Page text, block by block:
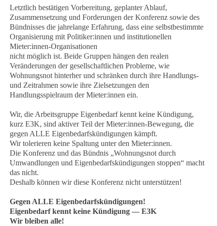
Letztlich bestätigen Vorbereitung, geplanter Ablauf,
Zusammensetzung und Forderungen der Konferenz sowie des
Bündnisses die jahrelange Erfahrung, dass eine selbstbestimmte
Organisierung mit Politiker:innen und institutionellen
Mieter:innen-Organisationen
nicht möglich ist. Beide Gruppen hängen den realen
Veränderungen der gesellschaftlichen Probleme, wie
Wohnungsnot hinterher und schränken durch ihre Handlungs-
und Zeitrahmen sowie ihre Zielsetzungen den
Handlungsspielraum der Mieter:innen ein.
Wir, die Arbeitsgruppe Eigenbedarf kennt keine Kündigung,
kurz E3K, sind aktiver Teil der Mieter:innen-Bewegung, die
gegen ALLE Eigenbedarfskündigungen kämpft.
Wir tolerieren keine Spaltung unter den Mieter:innen.
Die Konferenz und das Bündnis „Wohnungsnot durch
Umwandlungen und Eigenbedarfskündigungen stoppen“ macht
das nicht.
Deshalb können wir diese Konferenz nicht unterstützen!
Gegen ALLE Eigenbedarfskündigungen!
Eigenbedarf kennt keine Kündigung — E3K
Wir bleiben alle!